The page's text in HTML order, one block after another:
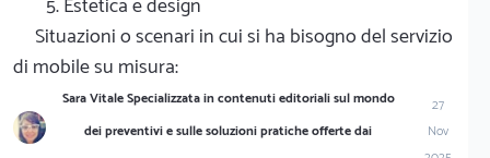
Situazioni o scenari in cui si ha bisogno del servizio
di mobile su misura:
Sara Vitale Specializzata in contenuti editoriali sul mondo
dei preventivi e sulle soluzioni pratiche offerte dai
27
Nov